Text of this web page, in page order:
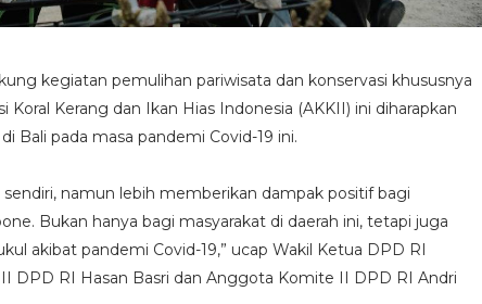
kegiatan pemulihan pariwisata dan konservasi khususnya
Koral Kerang dan Ikan Hias Indonesia (AKKII) ini diharapkan
Bali pada masa pandemi Covid-19 ini.
namun lebih memberikan dampak positif bagi
Bukan hanya bagi masyarakat di daerah ini, tetapi juga
akibat pandemi Covid-19,” ucap Wakil Ketua DPD RI
DPD RI Hasan Basri dan Anggota Komite II DPD RI Andri